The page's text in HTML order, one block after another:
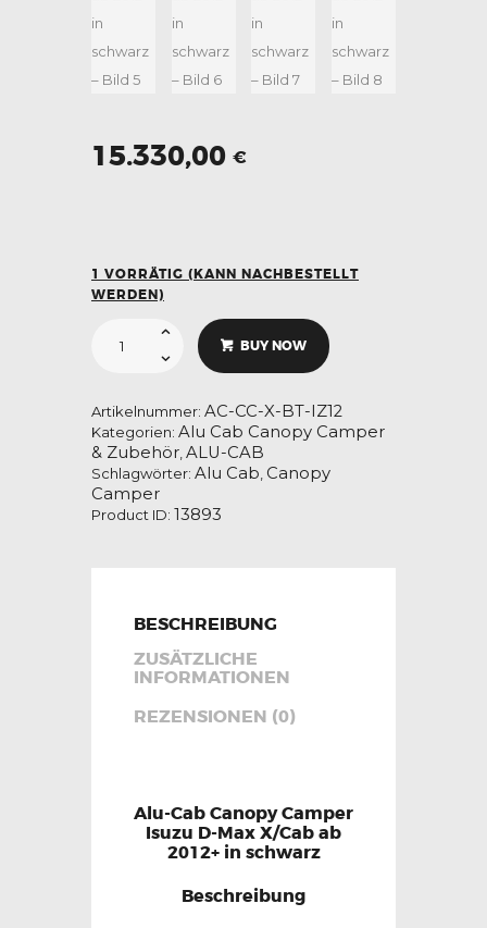
15.330,00 €
1 VORRÄTIG (KANN NACHBESTELLT
WERDEN)
Cab
Canopy
Max
X/Cab
ab
2012+
in
schwarz
Menge
BUY NOW
Artikelnummer: AC-CC-X-BT-IZ12
Kategorien: Alu Cab Canopy Camper
& Zubehör ALU-CAB
Schlagwörter: Alu Cab Canopy
Camper
Product ID: 13893
BESCHREIBUNG
ZUSÄTZLICHE
INFORMATIONEN
REZENSIONEN (0)
Alu-Cab Canopy Camper
Isuzu D-Max X/Cab ab
2012+ in schwarz
Beschreibung